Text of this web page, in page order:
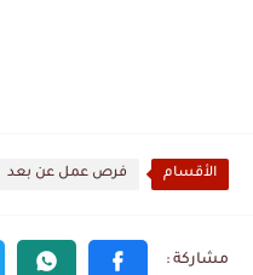
الأقسام فرص عمل عن بعد